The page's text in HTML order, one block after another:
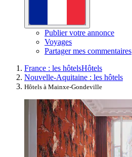
Publier votre annonce
Voyages
Partager mes commentaires
France : les hôtelsHôtels
Nouvelle-Aquitaine : les hôtels
Hôtels à Mainxe-Gondeville